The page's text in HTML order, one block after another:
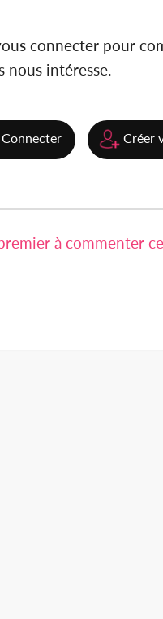
connecter pour
nous intéresse.
Connecter Créer
à commenter